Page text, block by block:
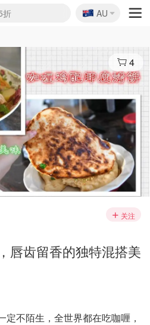
折
总
拍起
1折
板价
折
浴露
6折
薰
折
2折
9折
折
日达
🇦🇺
AU
4
关注
唇齿留香的独特混搭美
定不陌生，全世界都在吃咖喱，